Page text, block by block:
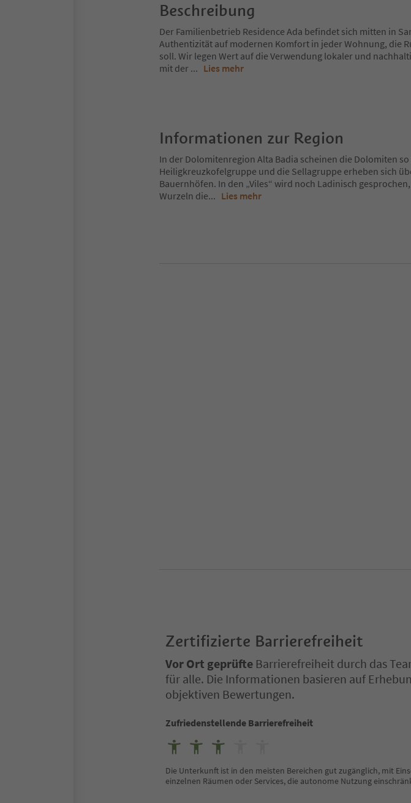
Beschreibung
Der Familienbetrieb Residence Ada befindet sich mitten in
Authentizität auf modernen Komfort in jeder Wohnung, die
soll. Wir legen Wert auf die Verwendung lokaler und
mit der ... Lies mehr
Informationen zur Region
In der Dolomitenregion Alta Badia scheinen die Dolomiten so
Heiligkreuzkofelgruppe und die Sellagruppe erheben sich
Bauernhöfen. In den „Viles“ wird noch Ladinisch
Wurzeln die... Lies mehr
Zertifizierte Barrierefreiheit
Vor Ort geprüfte Barrierefreiheit durch das
für alle. Die Informationen basieren auf
objektiven Bewertungen.
Zufriedenstellende Barrierefreiheit
Die Unterkunft ist in den meisten Bereichen gut zugänglich, mit
einzelnen Räumen oder Services, die autonome Nutzung